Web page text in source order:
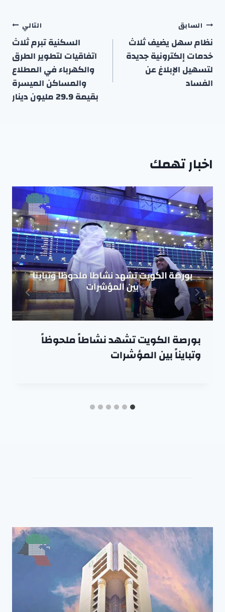
تصفّح
المقالات
السابق
نظام سهل يضيف ثلاث
خدمات إلكترونية جديدة
لتسهيل الإبلاغ عن
الفساد
التالي
السكنية تبرم ثلاث
اتفاقيات لتطوير الطرق
والكهرباء في المطلاع
والمساكن الميسرة
بقيمة 29.9 مليون دينار
اخبار تهمك
بورصة الكويت تشهد نشاطاً ملحوظاً
وتبايناً بين المؤشرات